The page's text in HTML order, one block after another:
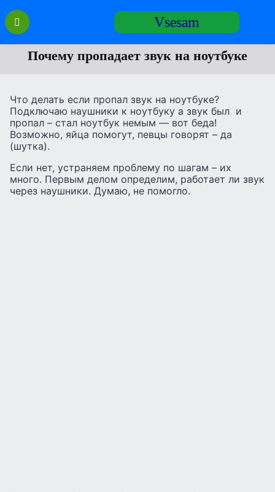
Перейти
содержанию
Vsesam
Почему пропадает звук на ноутбуке
Что делать если пропал звук на ноутбуке?
Подключаю наушники к ноутбуку а звук был и
пропал – стал ноутбук немым — вот беда!
Возможно, яйца помогут, певцы говорят – да
(шутка).
Если нет, устраняем проблему по шагам – их
много. Первым делом определим, работает ли звук
через наушники. Думаю, не помогло.